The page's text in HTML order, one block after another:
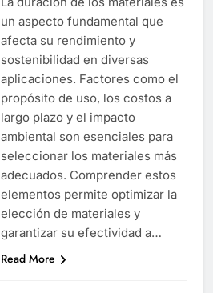
un aspecto fundamental que
afecta su rendimiento y
sostenibilidad en diversas
aplicaciones. Factores como el
propósito de uso, los costos a
largo plazo y el impacto
ambiental son esenciales para
seleccionar los materiales más
adecuados. Comprender estos
elementos permite optimizar la
elección de materiales y
garantizar su efectividad a…
Read More